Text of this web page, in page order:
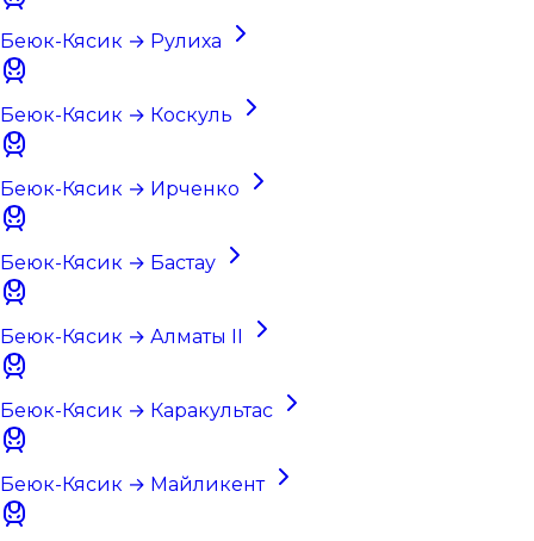
Беюк-Кясик → Рулиха
Беюк-Кясик → Коскуль
Беюк-Кясик → Ирченко
Беюк-Кясик → Бастау
Беюк-Кясик → Алматы II
Беюк-Кясик → Каракультас
Беюк-Кясик → Майликент